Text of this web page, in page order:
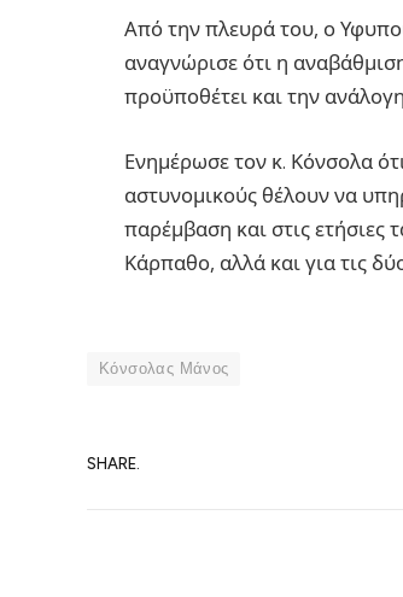
Από την πλευρά του, ο
αναγνώρισε ότι η
προϋποθέτει και την
Ενημέρωσε τον κ. Κόνσολα
αστυνομικούς θέλουν να
παρέμβαση και στις ετήσιες
Κάρπαθο, αλλά και για τις
Κόνσολας Μάνος
SHARE.